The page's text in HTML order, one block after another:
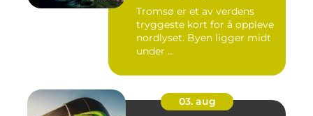
Tromsø er et av verdens
tryggeste kort for å oppleve
nordlyset. Byen ligger midt
under ...
03. aug